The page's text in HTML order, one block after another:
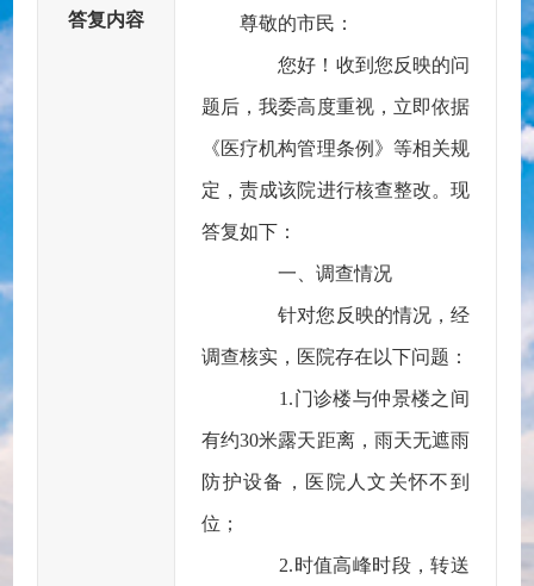
答复内容 尊敬的市民：
您好！收到您反映的问
题后，我委高度重视，立即依据
《医疗机构管理条例》等相关规
定，责成该院进行核查整改。现
答复如下：
一、调查情况
针对您反映的情况，经
调查核实，医院存在以下问题：
1.门诊楼与仲景楼之间
有约30米露天距离，雨天无遮雨
防护设备，医院人文关怀不到
位；
2.时值高峰时段，转送